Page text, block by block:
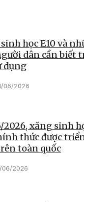
học E10 và
dân cần biết
dụng
06/2026
2026, xăng sinh
thức được triển
toàn quốc
06/2026